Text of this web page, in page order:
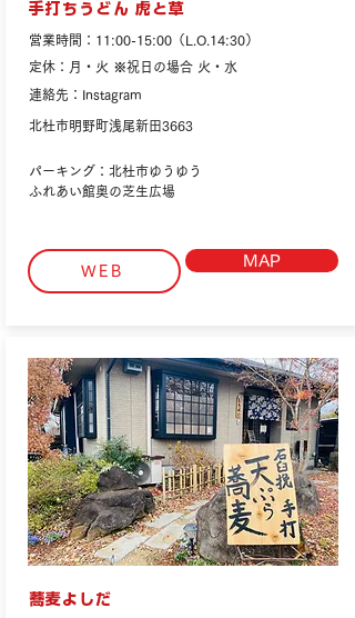
手打ちうどん 虎と草
営業時間：11:00-15:00（L.O.14:30）
定休：月・火 ※祝日の場合 火・水
連絡先：Instagram
北杜市明野町浅尾新田3663
パーキング：北杜市ゆうゆう
ふれあい館奥の芝生広場
WEB
MAP
蕎麦よしだ